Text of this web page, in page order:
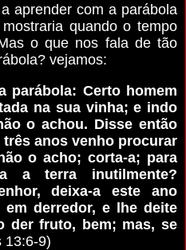
aprender com a parábola
quando o tempo
o que nos fala de tão
vejamos:
parábola: Certo homem
na sua vinha; e indo
o achou. Disse então
anos venho procurar
o acho; corta-a; para
a terra inutilmente?
deixa-a este ano
derredor, e lhe deite
der fruto, bem; mas, se
13:6-9)